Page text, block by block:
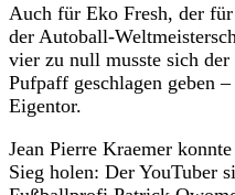
Auch für Eko Fresh, der
der Autoball-
vier zu null musste sich der
Pufpaff geschlagen geben
Eigentor.
Jean Pierre Kraemer
Sieg holen: Der YouTuber